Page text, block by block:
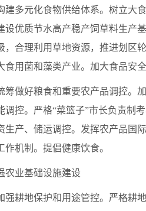
建多元化食物供给体系。树立
设优质节水高产稳产饲草料生产
，合理利用草地资源，推进划区
食用菌和藻类产业。加大食品安
筹做好粮食和重要农产品调控
调控。严格“菜篮子”市长负责制
生产、储运调控。发挥农产品国
作机制。提倡健康饮食。
农业基础设施建设
强耕地保护和用途管控。严格耕